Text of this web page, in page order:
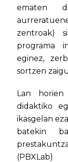
ematen
zentroak)
programa
eginez,
sortzen
Lan
didaktiko
ikasgelan
batekin